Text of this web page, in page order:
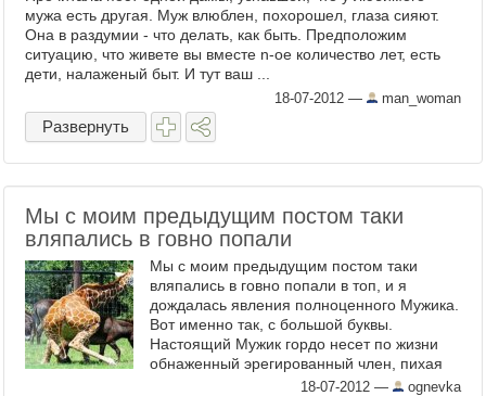
мужа есть другая. Муж влюблен, похорошел, глаза сияют.
Она в раздумии - что делать, как быть. Предположим
ситуацию, что живете вы вместе n-ое количество лет, есть
дети, налаженый быт. И тут ваш ...
18-07-2012 — man_woman
Развернуть
Мы с моим предыдущим постом таки
вляпались в говно попали
Мы с моим предыдущим постом таки
вляпались в говно попали в топ, и я
дождалась явления полноценного Мужика.
Вот именно так, с большой буквы.
Настоящий Мужик гордо несет по жизни
обнаженный эрегированный член, пихая
его куда попало, но, ...18-07-2012 — ognevka